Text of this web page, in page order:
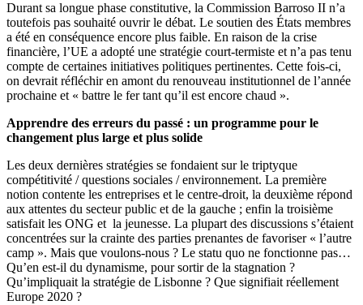
Durant sa longue phase constitutive, la Commission Barroso II n’a
toutefois pas souhaité ouvrir le débat. Le soutien des États membres
a été en conséquence encore plus faible. En raison de la crise
financière, l’UE a adopté une stratégie court-termiste et n’a pas tenu
compte de certaines initiatives politiques pertinentes. Cette fois-ci,
on devrait réfléchir en amont du renouveau institutionnel de l’année
prochaine et « battre le fer tant qu’il est encore chaud ».
Apprendre des erreurs du passé : un programme pour le
changement plus large et plus solide
Les deux dernières stratégies se fondaient sur le triptyque
compétitivité / questions sociales / environnement. La première
notion contente les entreprises et le centre-droit, la deuxième répond
aux attentes du secteur public et de la gauche ; enfin la troisième
satisfait les ONG et la jeunesse. La plupart des discussions s’étaient
concentrées sur la crainte des parties prenantes de favoriser « l’autre
camp ». Mais que voulons-nous ? Le statu quo ne fonctionne pas…
Qu’en est-il du dynamisme, pour sortir de la stagnation ?
Qu’impliquait la stratégie de Lisbonne ? Que signifiait réellement
Europe 2020 ?